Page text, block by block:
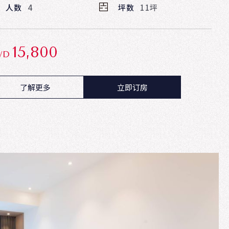
人数 4 坪数 11坪
15,800
了解更多 立即订房